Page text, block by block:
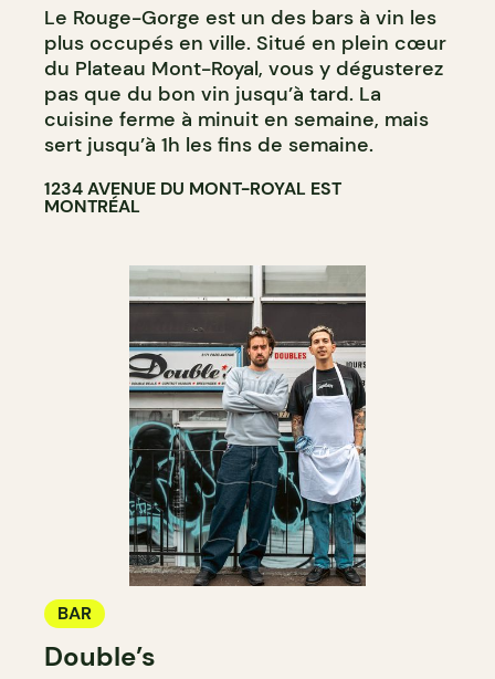
BAR À VIN
BAR À COCKTAIL
Le Rouge-Gorge est un des bars à vin les
plus occupés en ville. Situé en plein cœur
du Plateau Mont-Royal, vous y dégusterez
pas que du bon vin jusqu’à tard. La
cuisine ferme à minuit en semaine, mais
sert jusqu’à 1h les fins de semaine.
1234 AVENUE DU MONT-ROYAL EST
MONTRÉAL
BAR
Double’s